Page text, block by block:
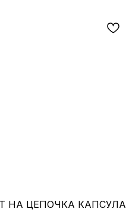
НА ЦЕПОЧКА КАПСУЛА